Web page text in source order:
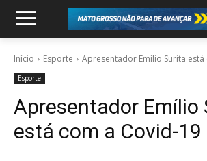
Início Esporte Apresentador Emílio Surita
Esporte
Apresentador Emílio
está com a Covid-19